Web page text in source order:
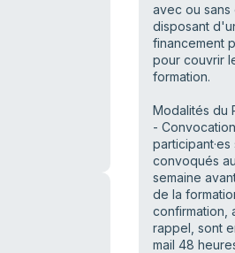
avec ou sans
disposant
financement
pour couvrir
formation.
Modalités du
-
participant·es
convoqués
semaine
de la
confirmation,
rappel, sont
mail 48